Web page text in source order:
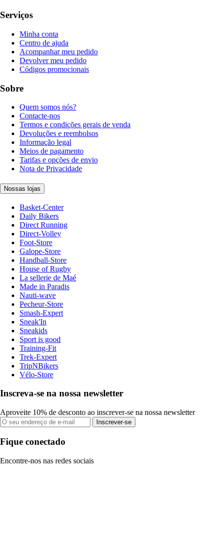
Serviços
Minha conta
Centro de ajuda
Acompanhar meu pedido
Devolver meu pedido
Códigos promocionais
Sobre
Quem somos nós?
Contacte-nos
Termos e condições gerais de venda
Devoluções e reembolsos
Informação legal
Meios de pagamento
Tarifas e opções de envio
Nota de Privacidade
Nossas lojas
Basket-Center
Daily Bikers
Direct Running
Direct-Volley
Foot-Store
Galope-Store
Handball-Store
House of Rugby
La sellerie de Maé
Made in Paradis
Nauti-wave
Pecheur-Store
Smash-Expert
Sneak'In
Sneakids
Sport is good
Training-Fit
Trek-Expert
TripNBikers
Vélo-Store
Inscreva-se na nossa newsletter
Aproveite 10% de desconto ao inscrever-se na nossa newsletter
Inscrever-se
Fique conectado
Encontre-nos nas redes sociais